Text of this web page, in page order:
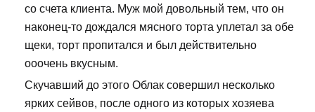
со счета клиента. Муж мой довольный тем, что он
наконец-то дождался мясного торта уплетал за обе
щеки, торт пропитался и был действительно
ооочень вкусным.
Скучавший до этого Облак совершил несколько
ярких сейвов, после одного из которых хозяева